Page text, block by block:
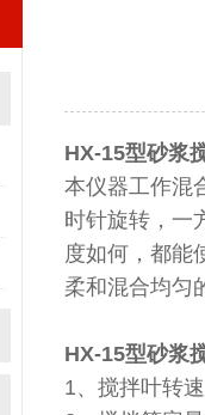
HX-15型砂浆
本仪器工作混
时针旋转，一
度如何，都能
柔和混合均匀
HX-15型砂浆
1、搅拌叶转速